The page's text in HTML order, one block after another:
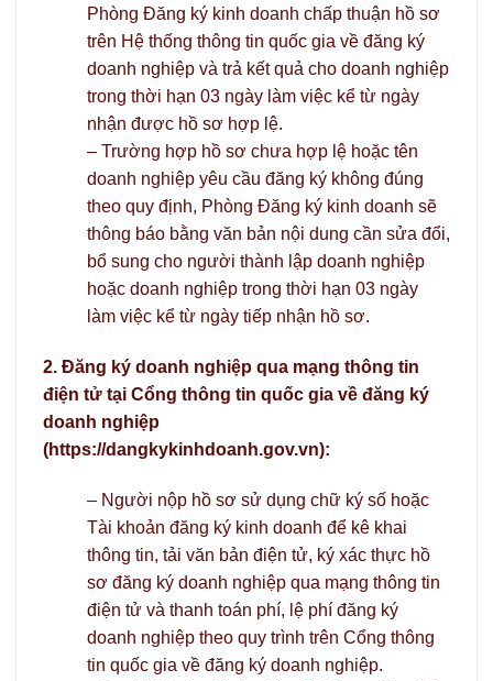
Phòng Đăng ký kinh doanh chấp thuận hồ sơ
trên Hệ thống thông tin quốc gia về đăng ký
doanh nghiệp và trả kết quả cho doanh nghiệp
trong thời hạn 03 ngày làm việc kể từ ngày
nhận được hồ sơ hợp lệ.
– Trường hợp hồ sơ chưa hợp lệ hoặc tên
doanh nghiệp yêu cầu đăng ký không đúng
theo quy định, Phòng Đăng ký kinh doanh sẽ
thông báo bằng văn bản nội dung cần sửa đổi,
bổ sung cho người thành lập doanh nghiệp
hoặc doanh nghiệp trong thời hạn 03 ngày
làm việc kể từ ngày tiếp nhận hồ sơ.
2. Đăng ký doanh nghiệp qua mạng thông tin
điện tử tại Cổng thông tin quốc gia về đăng ký
doanh nghiệp
(https://dangkykinhdoanh.gov.vn):
– Người nộp hồ sơ sử dụng chữ ký số hoặc
Tài khoản đăng ký kinh doanh để kê khai
thông tin, tải văn bản điện tử, ký xác thực hồ
sơ đăng ký doanh nghiệp qua mạng thông tin
điện tử và thanh toán phí, lệ phí đăng ký
doanh nghiệp theo quy trình trên Cổng thông
tin quốc gia về đăng ký doanh nghiệp.